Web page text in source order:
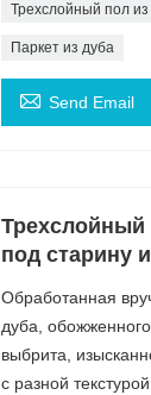
Трехслойный пол из
Паркет из дуба
 Send Email
Трехслойный
под старину
Обработанная
дуба,
выбрита,
с разной